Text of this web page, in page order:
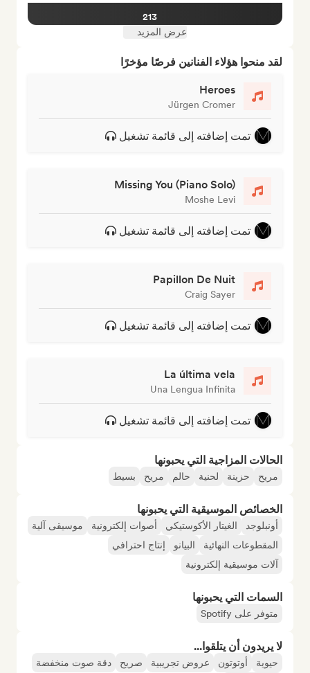
213
عرض المزيد
لقد منحوا هؤلاء الفنانين فرصًا مؤخرًا
Heroes
Jürgen Cromer
تمت إضافته إلى قائمة تشغيل
Missing You (Piano Solo)
Moshe Levi
تمت إضافته إلى قائمة تشغيل
Papillon De Nuit
Craig Sayer
تمت إضافته إلى قائمة تشغيل
La última vela
Una Lengua Infinita
تمت إضافته إلى قائمة تشغيل
الحالات المزاجية التي يحبونها
مريح حزينة لحنية حالم مريح بسيط
الخصائص الموسيقية التي يحبونها
أونبلوجد الغيتار الأكوستيكي أصوات إلكترونية
موسيقى آلية
المقطوعات النهائية
البيانو
إنتاج احترافي
آلات موسيقية إلكترونية
السمات التي يحبونها
متوفر على Spotify
لا يريدون أن يتلقوا...
حيوية أوتوتون عروض تجريبية صريح دقة صوت منخفضة